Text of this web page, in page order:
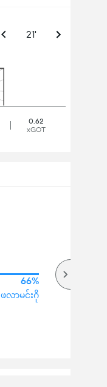
21'
0.62
xGOT
66%
ဖလာမင်းဂို